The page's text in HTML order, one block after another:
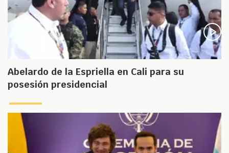
Abelardo de la Espriella en Cali para su
posesión presidencial